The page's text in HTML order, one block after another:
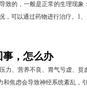
致的，一般是正常的生理现
，可以通过药物进行治疗。1
事，怎么办
力、营养不良、胃气亏虚、
和焦虑会导致神经系统紊乱，